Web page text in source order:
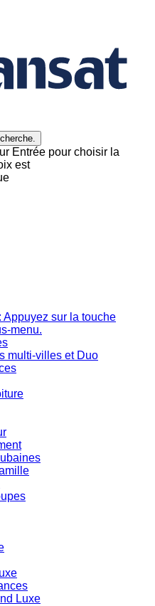
Entrée pour choisir la
est
Appuyez sur la touche
menu.
multi-villes et Duo
Luxe